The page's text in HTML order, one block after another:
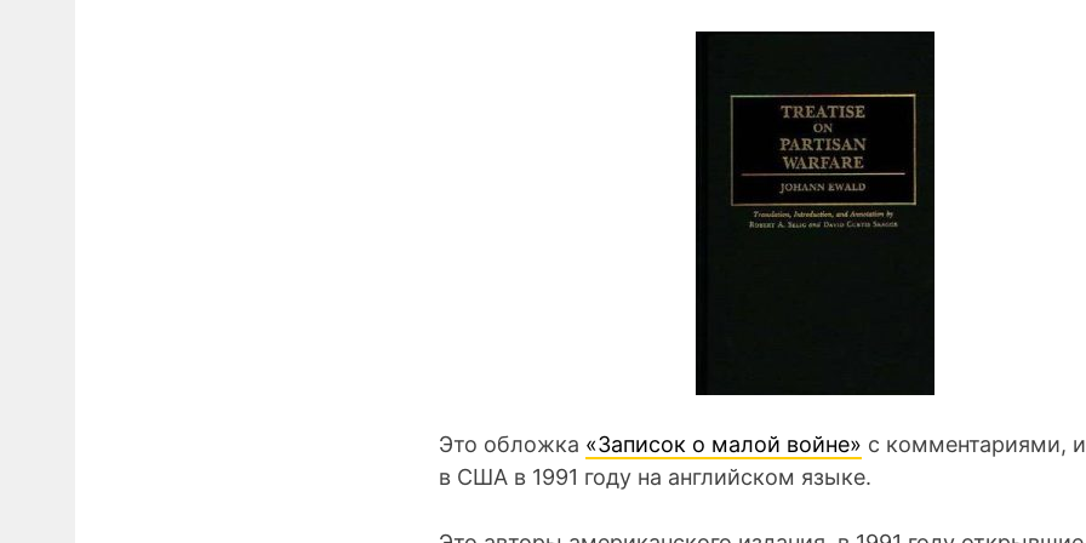
Это обложка «Записок о малой войне» с комментариями,
в США в 1991 году на английском языке.